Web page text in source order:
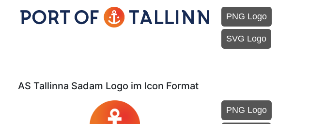
PNG Logo
SVG Logo
AS Tallinna Sadam Logo im Icon Format
PNG Logo